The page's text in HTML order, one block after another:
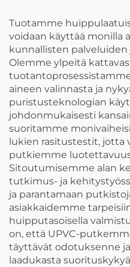
Tuotamme
voidaan käyttää monilla
kunnallisten palveluiden
Olemme ylpeitä
aineen valinnasta ja
puristusteknologian
johdonmukaisesti
suoritamme
lukien rasitustestit, jotta
putkiemme
Sitoutumisemme alan
tutkimus- ja
ja parantamaan
asiakkaidemme
huipputasoisella
on, että UPVC-
täyttävät odotuksenne
laadukasta